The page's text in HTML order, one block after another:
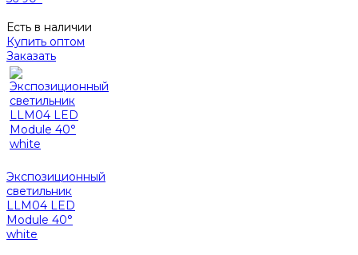
Есть в наличии
Купить оптом
Заказать
Экспозиционный
светильник
LLM04 LED
Module 40°
white